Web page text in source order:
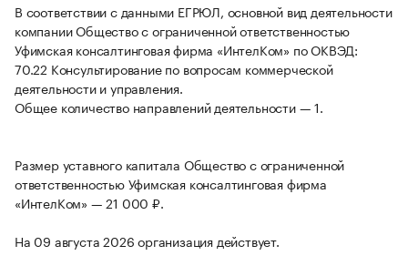
В соответствии с данными ЕГРЮЛ, основной вид деятельности
компании Общество с ограниченной ответственностью
Уфимская консалтинговая фирма «ИнтелКом» по ОКВЭД:
70.22 Консультирование по вопросам коммерческой
деятельности и управления.
Общее количество направлений деятельности — 1.
Размер уставного капитала Общество с ограниченной
ответственностью Уфимская консалтинговая фирма
«ИнтелКом» — 21 000 ₽.
На 09 августа 2026 организация действует.